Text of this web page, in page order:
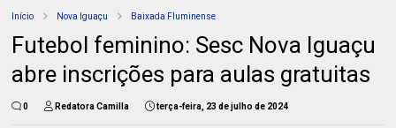
Início Nova Iguaçu Baixada Fluminense
Futebol feminino: Sesc Nova Iguaçu
abre inscrições para aulas gratuitas
0 Redatora Camilla terça-feira, 23 de julho de 2024